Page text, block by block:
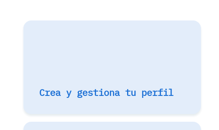
Crea y gestiona tu perfil